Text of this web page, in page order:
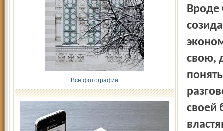
Все фотографии
Вроде
свою,
своей